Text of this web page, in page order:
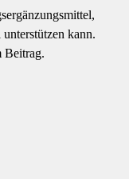
kann.
Beitrag.